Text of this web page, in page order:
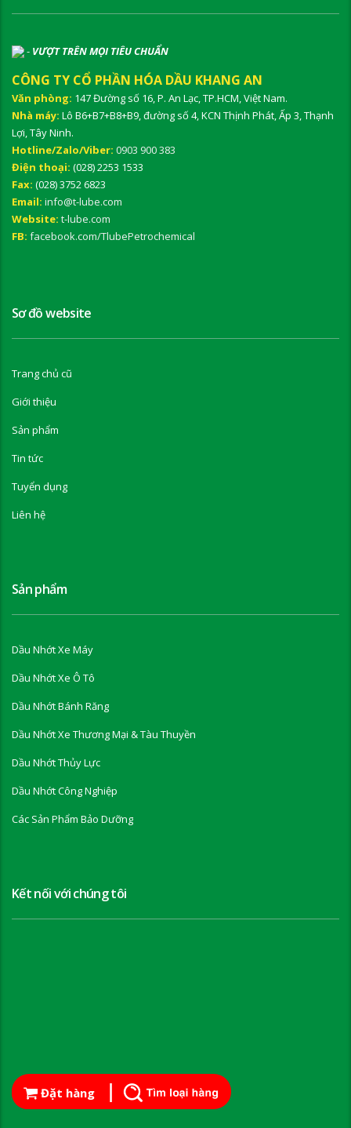
Đặt hàng
- VƯỢT TRÊN MỌI TIÊU CHUẨN
CÔNG TY CỔ PHẦN HÓA DẦU KHANG AN
Văn phòng: 147 Đường số 16, P. An Lạc, TP.HCM, Việt Nam.
Nhà máy: Lô B6+B7+B8+B9, đường số 4, KCN Thịnh Phát, Ấp 3, Thạnh
Lợi, Tây Ninh.
Hotline/Zalo/Viber: 0903 900 383
Điện thoại: (028) 2253 1533
Fax: (028) 3752 6823
Email: info@t-lube.com
Website: t-lube.com
FB: facebook.com/TlubePetrochemical
Sơ đồ website
Trang chủ cũ
Giới thiệu
Sản phẩm
Tin tức
Tuyển dụng
Liên hệ
Sản phẩm
Dầu Nhớt Xe Máy
Dầu Nhớt Xe Ô Tô
Dầu Nhớt Bánh Răng
Dầu Nhớt Xe Thương Mại & Tàu Thuyền
Dầu Nhớt Thủy Lực
Dầu Nhớt Công Nghiệp
Các Sản Phẩm Bảo Dưỡng
Kết nối với chúng tôi